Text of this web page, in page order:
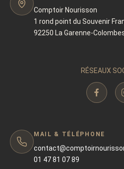
Comptoir Nourisson
1 rond point du Souvenir
92250 La Garenne-
RÉSEAUX
MAIL & TÉLÉPHONE
01 47 81 07 89